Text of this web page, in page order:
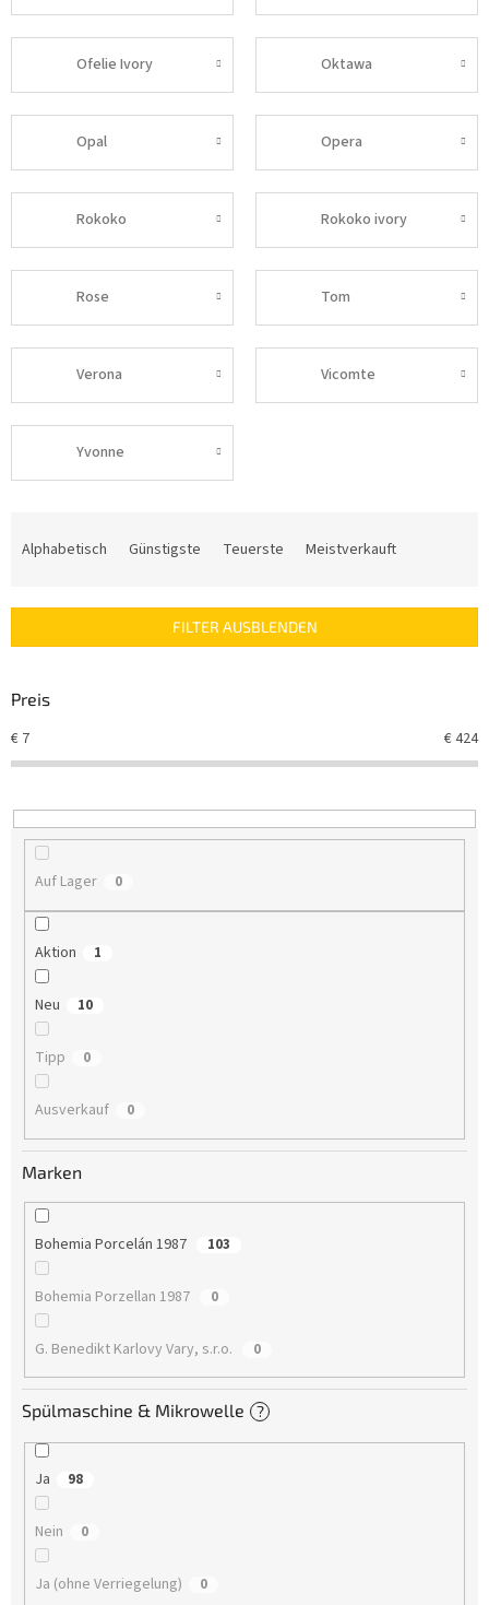
Ofelie Ivory Oktawa
Opal Opera
Rokoko Rokoko ivory
Rose Tom
Verona Vicomte
Yvonne
k
s
r
t
e
r
Alphabetisch Günstigste Teuerste Meistverkauft
FILTER AUSBLENDEN
Preis
€ 7 €424
Auf Lager 0
Aktion 1
Neu 10
Tipp 0
Ausverkauf 0
Marken
Bohemia Porcelán 1987 103
Bohemia Porzellan 1987 0
G. Benedikt Karlovy Vary, s.r.o. 0
Spülmaschine & Mikrowelle ?
Ja 98
Nein 0
Ja (ohne Verriegelung) 0